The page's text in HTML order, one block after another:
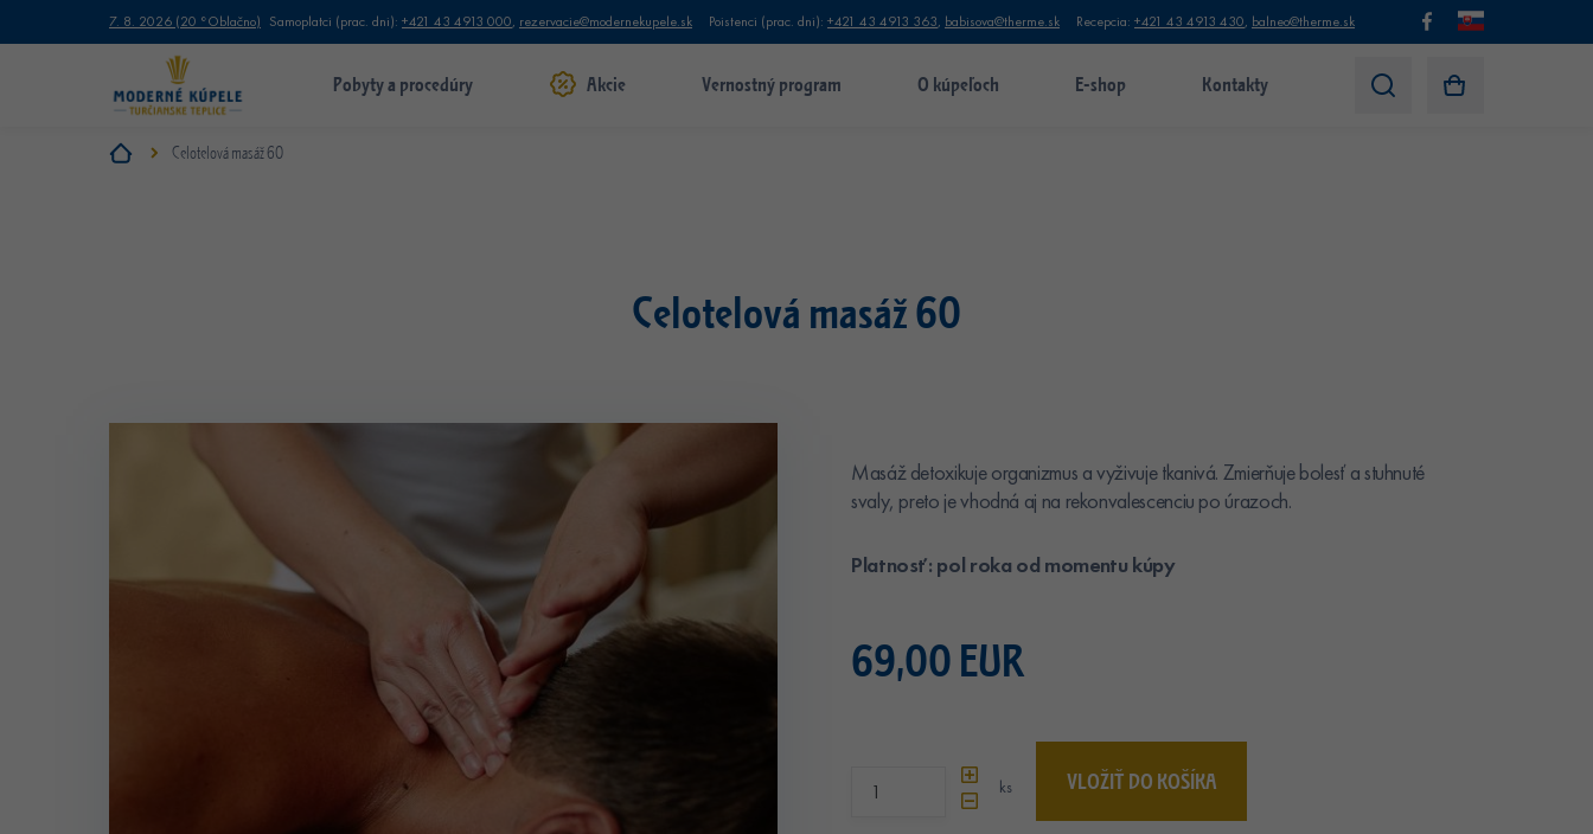
7. 8. 2026 (20 °Oblačno) Samoplatci (prac. dni): +421 43 4913 000, rezervacie@modernekupele.sk Poistenci (prac. dni): +421 43 4913 363, babisova@therme.sk Recepcia: +421 43 4913 430, balneo@therme.sk
Pobyty a procedúry Akcie Vernostný program O kúpeľoch E-shop Kontakty
Celotelová masáž 60
Celotelová masáž 60
Masáž detoxikuje organizmus a vyživuje tkanivá. Zmierňuje bolesť a stuhnuté
svaly, preto je vhodná aj na rekonvalescenciu po úrazoch.
Platnosť: pol roka od momentu kúpy
69,00 EUR
ks VLOŽIŤ DO KOŠÍKA